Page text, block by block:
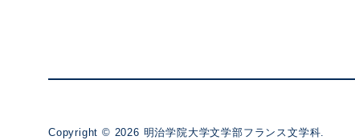
Copyright © 2026 明治学院大学文学部フランス文学科.